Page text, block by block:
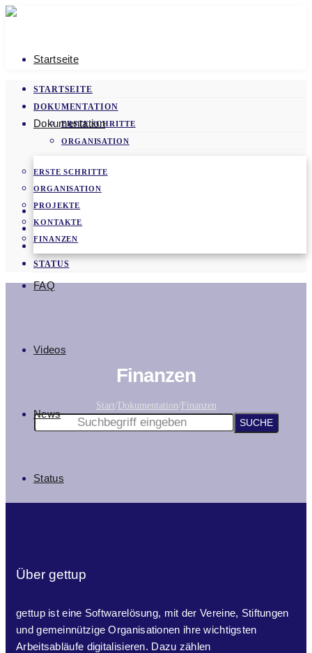
Startseite
Dokumentation
ERSTE SCHRITTE
ORGANISATION
PROJEKTE
KONTAKTE
FINANZEN
FAQ
Videos
News
Status
STARTSEITE
DOKUMENTATION
ERSTE SCHRITTE
ORGANISATION
KONTAKTE
FINANZEN
FAQ
VIDEOS
STATUS
Finanzen
Start/Dokumentation/Finanzen
Über gettup
gettup ist eine Softwarelösung, mit der Vereine, Stiftungen
und gemeinnützige Organisationen ihre wichtigsten
Arbeitsabläufe digitalisieren. Dazu zählen